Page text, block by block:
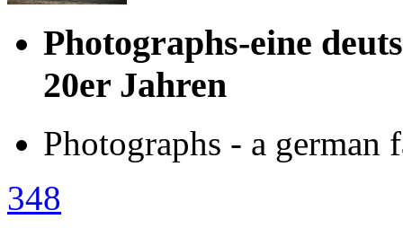
Photographs-eine
20er Jahren
Photographs - a
348